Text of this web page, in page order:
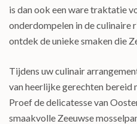
is dan ook een ware traktatie
onderdompelen in de culinaire
ontdek de unieke smaken die
Tijdens uw culinair
van heerlijke gerechten bereid
Proef de delicatesse van
smaakvolle Zeeuwse